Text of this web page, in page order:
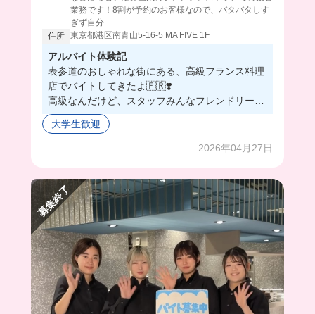
業務です！8割が予約のお客様なので、バタバタしす
ぎず自分...
住所 東京都港区南青山5-16-5 MA FIVE 1F
アルバイト体験記
表参道のおしゃれな街にある、高級フランス料理
店でバイトしてきたよ🇫🇷❣️
高級なんだけど、スタッフみんなフレンドリーで
穏やかな方が多いし、落ち着いて働ける👀✨
バイトの仕事はご予約のお客様のケアが基本だか
ら、気遣いなどたくさん学べそう😳
今回は海老のパスタを食べたよ🍝😋
高級店なだけあって、めちゃめちゃ美味しかった
🥰💕
大学生歓迎
2026年04月27日
募集終了